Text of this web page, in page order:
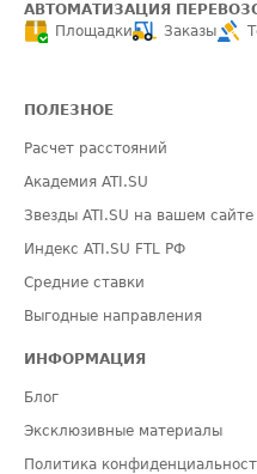
АВТОМАТИЗАЦИЯ
Площадки
Заказы
ПОЛЕЗНОЕ
Расчет расстояний
Академия ATI.SU
Звезды ATI.SU на вашем сайте
Индекс ATI.SU FTL РФ
Средние ставки
Выгодные направления
ИНФОРМАЦИЯ
Блог
Эксклюзивные материалы
Политика